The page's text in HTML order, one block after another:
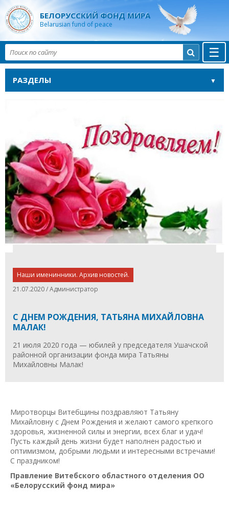
БЕЛОРУССКИЙ ФОНД МИРА
Belarusian fund of peace
☰

РАЗДЕЛЫ
Наши именинники. Архив новостей.
21.07.2020 / Администратор
С ДНЕМ РОЖДЕНИЯ, ТАТЬЯНА МИХАЙЛОВНА
МАЛАК!
21 июля 2020 года — юбилей у председателя Ушачской
районной организации фонда мира Татьяны
Михайловны Малак!
Миротворцы Витебщины поздравляют Татьяну
Михайловну с Днем Рождения и желают самого крепкого
здоровья, жизненной силы и энергии, всех благ и удач!
Пусть каждый день жизни будет наполнен радостью и
оптимизмом, добрыми людьми и интересными встречами!
С праздником!
Правление Витебского областного отделения ОО
«Белорусский фонд мира»